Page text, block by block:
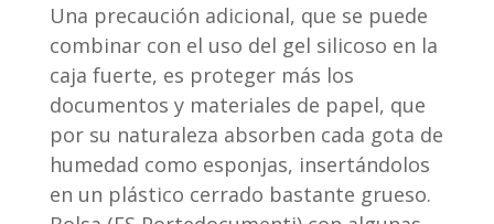
Una precaución adicional, que se puede
combinar con el uso del gel silicoso en la
caja fuerte, es proteger más los
documentos y materiales de papel, que
por su naturaleza absorben cada gota de
humedad como esponjas, insertándolos
en un plástico cerrado bastante grueso.